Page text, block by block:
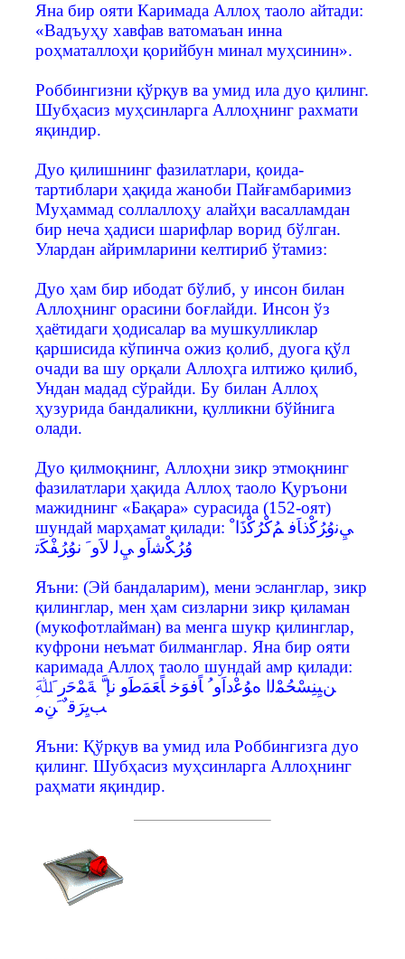
Яна бир ояти Каримада Аллоҳ таоло айтади:
«Вадъуҳу хавфав ватомаъан инна
роҳматаллоҳи қорийбун минал муҳсинин».
Роббингизни қўрқув ва умид ила дуо қилинг.
Шубҳасиз муҳсинларга Аллоҳнинг рахмати
яқиндир.
Дуо қилишнинг фазилатлари, қоида-
тартиблари ҳақида жаноби Пайғамбаримиз
Муҳаммад соллаллоҳу алайҳи васалламдан
бир неча ҳадиси шарифлар ворид бўлган.
Улардан айримларини келтириб ўтамиз:
Дуо ҳам бир ибодат бўлиб, у инсон билан
Аллоҳнинг орасини боғлайди. Инсон ўз
ҳаётидаги ҳодисалар ва мушкулликлар
қаршисида кўпинча ожиз қолиб, дуога қўл
очади ва шу орқали Аллоҳга илтижо қилиб,
Ундан мадад сўрайди. Бу билан Аллоҳ
ҳузурида бандаликни, қулликни бўйнига
олади.
Дуо қилмоқнинг, Аллоҳни зикр этмоқнинг
фазилатлари ҳақида Аллоҳ таоло Қуръони
мажиднинг «Бақара» сурасида (152-оят)
шундай марҳамат қилади: ﻲِﻧوُﺮُﻛْذﺎَﻓ ﻢُﻛْﺮُﻛْذَا ْ
وُﺮُﻜْﺷاَو ﻲِﻟ ﻻَو َ نوُﺮُﻔْﻜَﺗ
Яъни: (Эй бандаларим), мени эсланглар, зикр
қилинглар, мен ҳам сизларни зикр қиламан
(мукофотлайман) ва менга шукр қилинглар,
куфрони неъмат билманглар. Яна бир ояти
каримада Аллоҳ таоло шундай амр қилади:
ﺐﻳِﺮَﻗ ٌ َﻦِﻣ
Яъни: Қўрқув ва умид ила Роббингизга дуо
қилинг. Шубҳасиз муҳсинларга Аллоҳнинг
раҳмати яқиндир.